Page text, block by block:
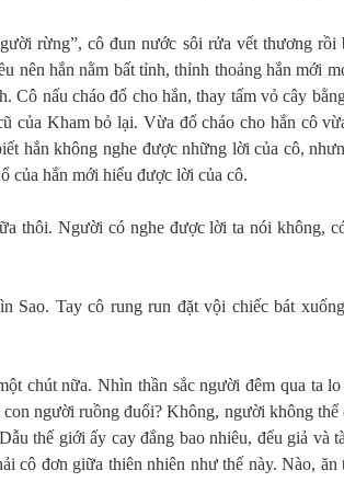
rừng”, cô đun nước sôi rửa vết thương rồi
nên hắn nằm bất tỉnh, thỉnh thoảng hắn mới
Cô nấu cháo đổ cho hắn, thay tấm vỏ cây
của Kham bỏ lại. Vừa đổ cháo cho hắn cô
hắn không nghe được những lời của cô,
của hắn mới hiểu được lời của cô.
thôi. Người có nghe được lời ta nói không,
Sao. Tay cô rung run đặt vội chiếc bát
chút nữa. Nhìn thần sắc người đêm qua ta lo
người ruồng đuổi? Không, người không thể
thế giới ấy cay đắng bao nhiêu, đểu giả và
cô đơn giữa thiên nhiên như thế này. Nào, ăn